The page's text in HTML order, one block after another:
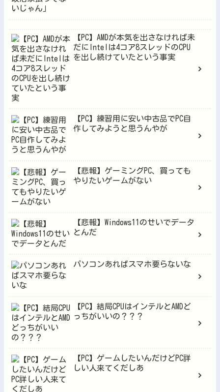
【PC】AMDが本気を出さなければ未
だにIntelは4コア8スレッドのCPU
を出し続けていたという事実
【PC】練習用に安い中古品でPC自
作してみようと思うんやが
【悲報】ゲーミングPC、買っても
やりたいゲームがない
【悲報】Windows11のせいでデータ
とんだ
パソコンあればスマホ要らないな
【PC】結局CPUはインテルとAMDど
っちがいいの？？？
【PC】ゲームしたいんだけどPC詳
しい人来てくだしあ